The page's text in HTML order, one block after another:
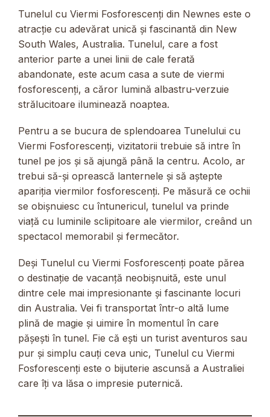
Tunelul cu Viermi Fosforescenți din Newnes este o
atracție cu adevărat unică și fascinantă din New
South Wales, Australia. Tunelul, care a fost
anterior parte a unei linii de cale ferată
abandonate, este acum casa a sute de viermi
fosforescenți, a căror lumină albastru-verzuie
strălucitoare iluminează noaptea.
Pentru a se bucura de splendoarea Tunelului cu
Viermi Fosforescenți, vizitatorii trebuie să intre în
tunel pe jos și să ajungă până la centru. Acolo, ar
trebui să-și oprească lanternele și să aștepte
apariția viermilor fosforescenți. Pe măsură ce ochii
se obișnuiesc cu întunericul, tunelul va prinde
viață cu luminile sclipitoare ale viermilor, creând un
spectacol memorabil și fermecător.
Deși Tunelul cu Viermi Fosforescenți poate părea
o destinație de vacanță neobișnuită, este unul
dintre cele mai impresionante și fascinante locuri
din Australia. Vei fi transportat într-o altă lume
plină de magie și uimire în momentul în care
pășești în tunel. Fie că ești un turist aventuros sau
pur și simplu cauți ceva unic, Tunelul cu Viermi
Fosforescenți este o bijuterie ascunsă a Australiei
care îți va lăsa o impresie puternică.